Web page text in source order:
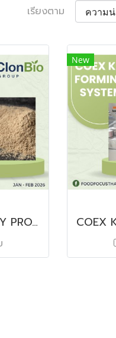
เรียงตาม
PurusPro® BARLEY PROTEIN
New